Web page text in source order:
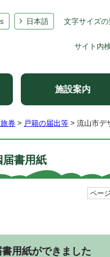
日本語 文字サイズの
サイト内
施設案内
券 > 戸籍の届出等 > 流山市デ
書用紙
ペー
用紙ができました